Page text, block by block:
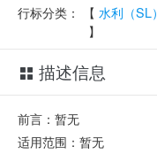
行标分类：
【 水利（SL）
】
描述信息
前言：暂无
适用范围：暂无